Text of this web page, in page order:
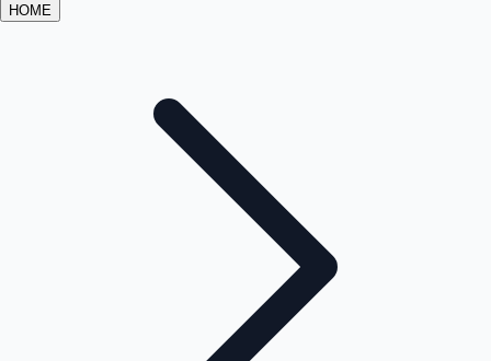
HOME